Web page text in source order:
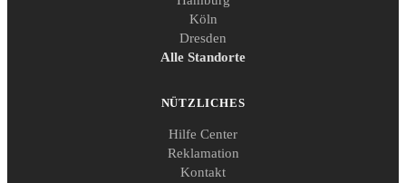
Köln
Dresden
Alle Standorte
NÜTZLICHES
Hilfe Center
Reklamation
Kontakt